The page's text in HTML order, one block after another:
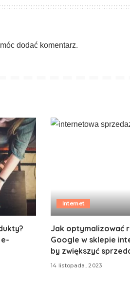
dodać komentarz.
Internet
Jak optymalizować
Google w sklepie
by zwiększyć
14 listopada, 2023